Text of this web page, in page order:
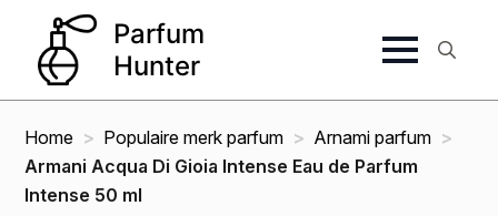
Home Populaire merk parfum
Arnami parfum
Armani Acqua Di Gioia Intense Eau de Parfum
Intense 50 ml